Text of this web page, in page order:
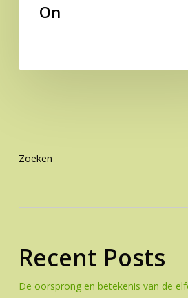
On
Zoeken
Recent Posts
De oorsprong en betekenis van de